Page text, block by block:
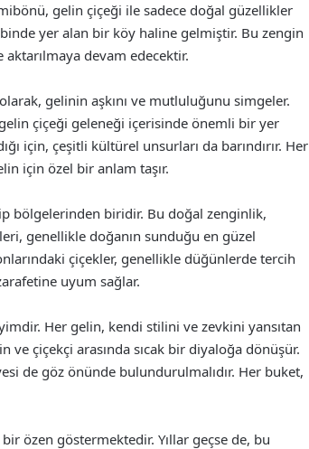
gelin çiçeği ile sadece doğal güzellikler
yer alan bir köy haline gelmiştir. Bu zengin
devam edecektir.
gelinin aşkını ve mutluluğunu simgeler.
çiçeği geleneği içerisinde önemli bir yer
için, çeşitli kültürel unsurları da barındırır. Her
için özel bir anlam taşır.
bölgelerinden biridir. Bu doğal zenginlik,
genellikle doğanın sunduğu en güzel
çiçekler, genellikle düğünlerde tercih
uyum sağlar.
Her gelin, kendi stilini ve zevkini yansıtan
çiçekçi arasında sıcak bir diyaloğa dönüşür.
de göz önünde bulundurulmalıdır. Her buket,
özen göstermektedir. Yıllar geçse de, bu